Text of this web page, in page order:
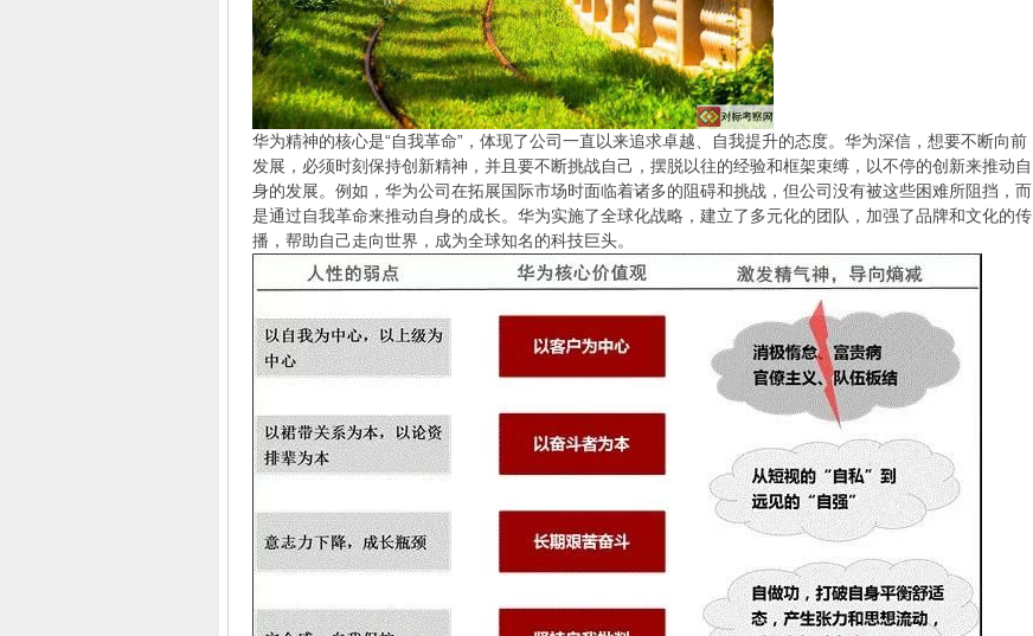
华为精神的核心是“自我革命”，体现了公司一直以来追求卓越、自我提升的态度。华为深信，想要不断向前
发展，必须时刻保持创新精神，并且要不断挑战自己，摆脱以往的经验和框架束缚，以不停的创新来推动自
身的发展。例如，华为公司在拓展国际市场时面临着诸多的阻碍和挑战，但公司没有被这些困难所阻挡，而
是通过自我革命来推动自身的成长。华为实施了全球化战略，建立了多元化的团队，加强了品牌和文化的传
播，帮助自己走向世界，成为全球知名的科技巨头。